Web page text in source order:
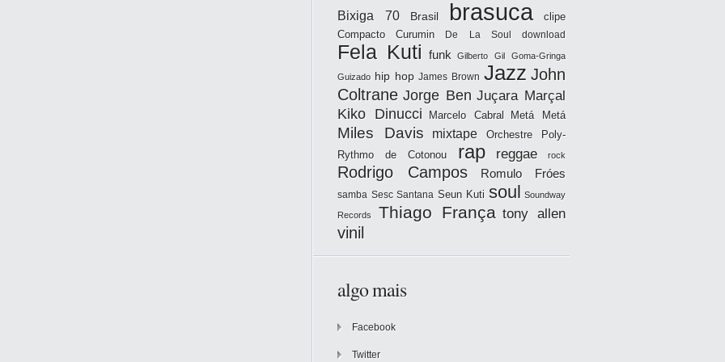
Bixiga 70 Brasil brasuca
clipe
Compacto
Curumin De La Soul download
Fela Kuti funk Gilberto Gil Goma-Gringa
Guizado hip hop James Brown Jazz John
Coltrane Jorge Ben Juçara Marçal
Kiko Dinucci Marcelo Cabral Metá Metá
Miles Davis mixtape
Orchestre Poly-
Rythmo de Cotonou
rap reggae rock
Rodrigo Campos Romulo Fróes
samba Sesc Santana Seun Kuti soul Soundway
Records Thiago França tony allen
vinil
algo mais
Facebook
Twitter